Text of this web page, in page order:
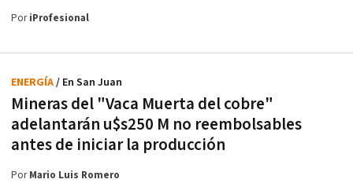
PoriProfesional
Mineras del "Vaca Muerta del cobre"
adelantarán u$s250 M no reembolsables
antes de iniciar la producción
ENERGÍA/ En San Juan
PorMario Luis Romero